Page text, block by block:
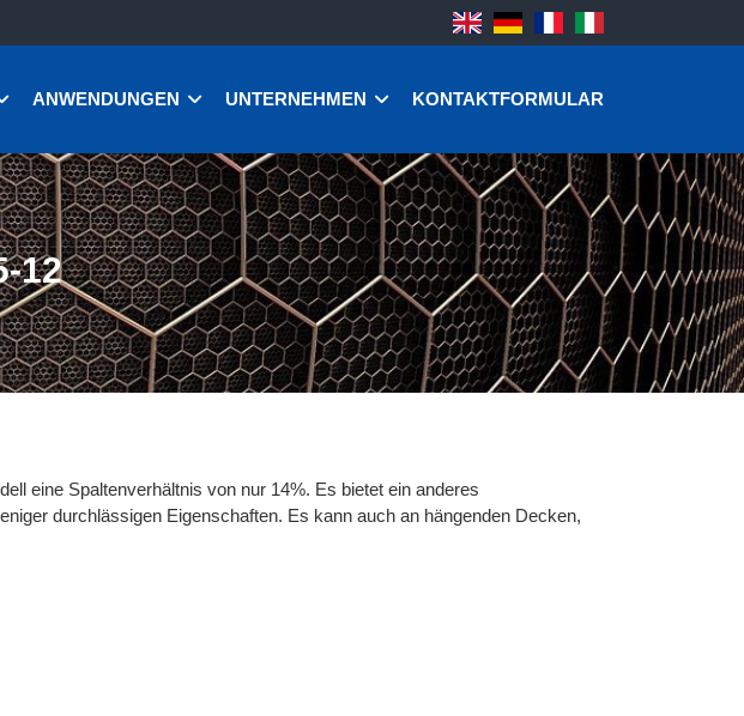
ANWENDUNGEN UNTERNEHMEN KONTAKTFORMULAR
12
eine Spaltenverhältnis von nur 14%. Es bietet ein anderes
durchlässigen Eigenschaften. Es kann auch an hängenden Decken,